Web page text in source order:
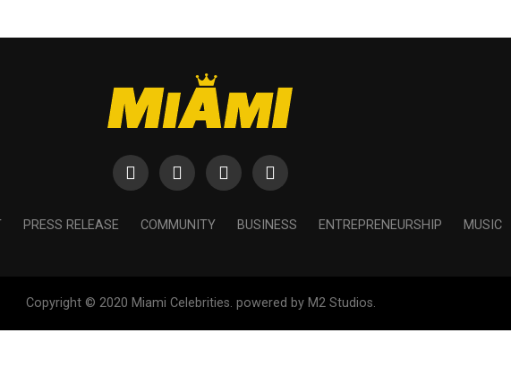
PRESS RELEASE COMMUNITY BUSINESS ENTREPRENEURSHIP MUSIC
Copyright © 2020 Miami Celebrities. powered by M2 Studios.